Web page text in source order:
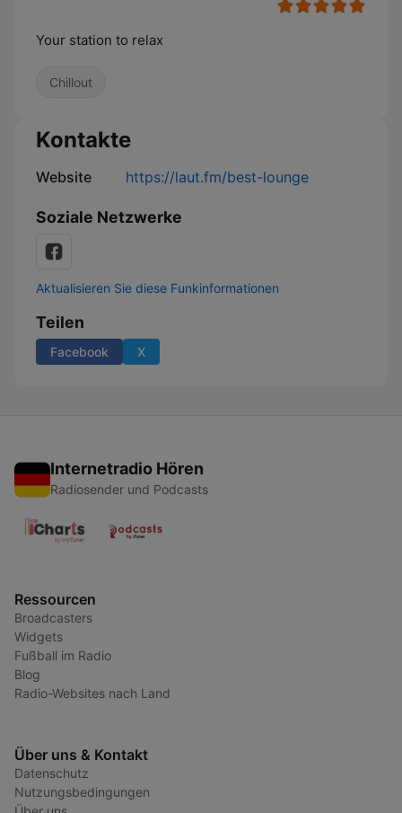
Your station to relax
Chillout
Kontakte
Website https://laut.fm/best-lounge
Soziale Netzwerke
Aktualisieren Sie diese Funkinformationen
Teilen
Facebook X
Internetradio Hören
Radiosender und Podcasts
Ressourcen
Broadcasters
Widgets
Fußball im Radio
Blog
Radio-Websites nach Land
Über uns & Kontakt
Datenschutz
Nutzungsbedingungen